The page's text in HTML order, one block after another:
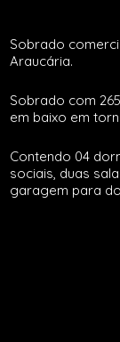
Sobrado
Araucária.
Sobrado com
em baixo em
Contendo 04
sociais, duas
garagem para